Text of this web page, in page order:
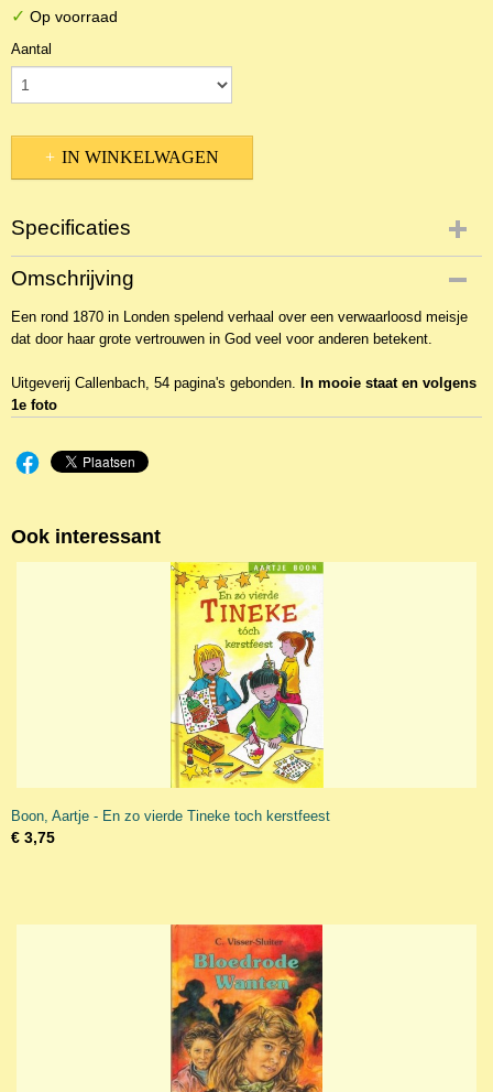
✓ Op voorraad
Aantal
IN WINKELWAGEN
Specificaties
Productcode
2BKJ-936
Omschrijving
Een rond 1870 in Londen spelend verhaal over een verwaarloosd meisje
dat door haar grote vertrouwen in God veel voor anderen betekent.
Uitgeverij Callenbach, 54 pagina's gebonden. In mooie staat en volgens
1e foto
Ook interessant
Boon, Aartje - En zo vierde Tineke toch kerstfeest
€ 3,75